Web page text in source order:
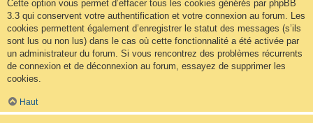
Cette option vous permet d’effacer tous les cookies générés par phpBB
3.3 qui conservent votre authentification et votre connexion au forum. Les
cookies permettent également d’enregistrer le statut des messages (s’ils
sont lus ou non lus) dans le cas où cette fonctionnalité a été activée par
un administrateur du forum. Si vous rencontrez des problèmes récurrents
de connexion et de déconnexion au forum, essayez de supprimer les
cookies.
Haut